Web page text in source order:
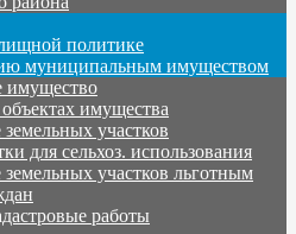
политике
муниципальным имуществом
имущество
имущества
участков
для сельхоз. использования
участков льготным
работы